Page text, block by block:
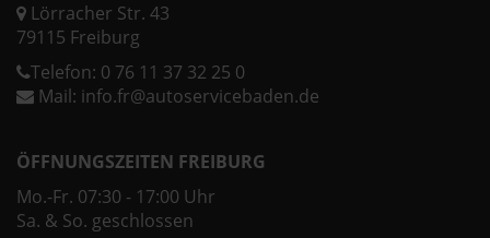
Lörracher Str. 43
79115 Freiburg
Telefon: 0 76 11 37 32 25 0
Mail: info.fr@autoservicebaden.de
ÖFFNUNGSZEITEN FREIBURG
Mo.-Fr. 07:30 - 17:00 Uhr
Sa. & So. geschlossen